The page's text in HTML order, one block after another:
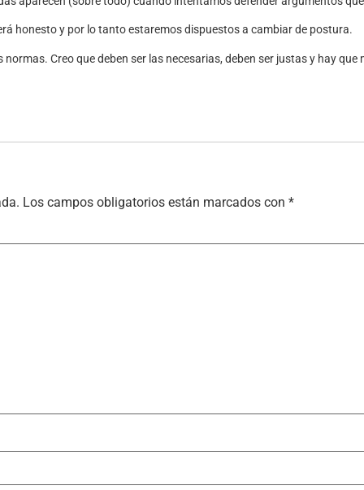
honesto y por lo tanto estaremos dispuestos a cambiar de postura.
Creo que deben ser las necesarias, deben ser justas y hay
Los campos obligatorios están marcados con *